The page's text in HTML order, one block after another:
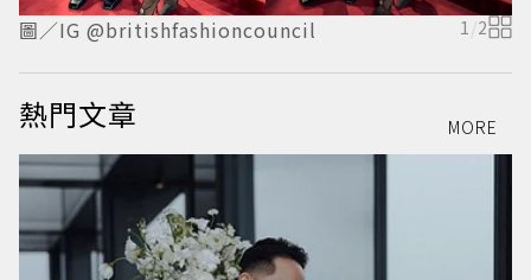
圖／IG @britishfashioncouncil 1/2
熱門文章 MORE